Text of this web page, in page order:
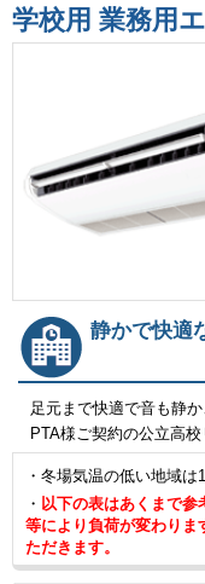
学校用 業務用
静かで快適
足元まで快適で音も静
PTA様ご契約の公立高校
・冬場気温の低い地域は
・ 以下の表はあくまで
等により負荷が変わりま
ただきます。